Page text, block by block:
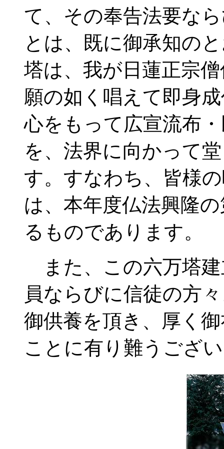
て、その奉告法要な
とは、既に御承知の
塔は、我が日蓮正宗
願の如く唱えて即身
心をもって広宣流布
を、法界に向かって
す。すなわち、皆様
は、本年度仏法興隆
るものであります。
また、この六万塔
員ならびに信徒の方
御供養を頂き、厚く
ことに有り難うござ